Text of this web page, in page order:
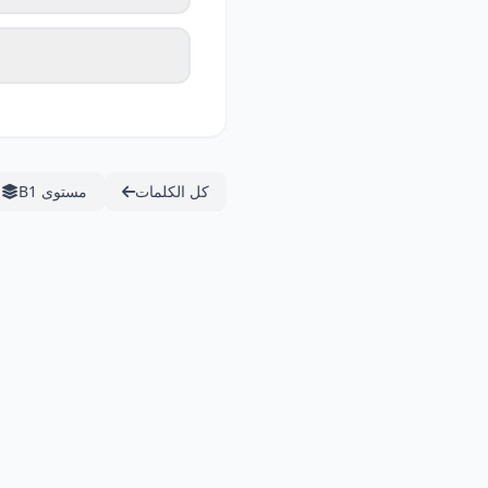
كل الكلمات مستوى B1